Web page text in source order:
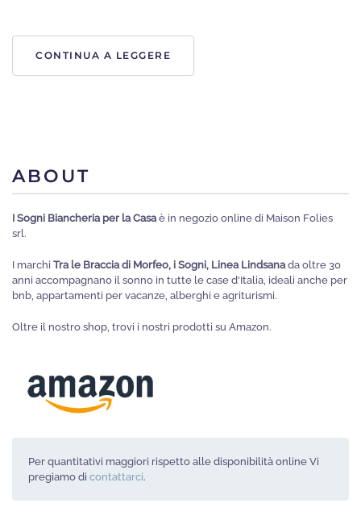
CONTINUA A LEGGERE
ABOUT
I Sogni Biancheria per la Casaè in negozio online di Maison Folies
srl.
I marchi Tra le Braccia di Morfeo, i Sogni, Linea Lindsanada oltre 30
anni accompagnano il sonno in tutte le case d'Italia, ideali anche per
bnb, appartamenti per vacanze, alberghi e agriturismi.
Oltre il nostro shop, trovi i nostri prodotti su Amazon.
Per quantitativi maggiori rispetto alle disponibilità online Vi
pregiamo di contattarci.